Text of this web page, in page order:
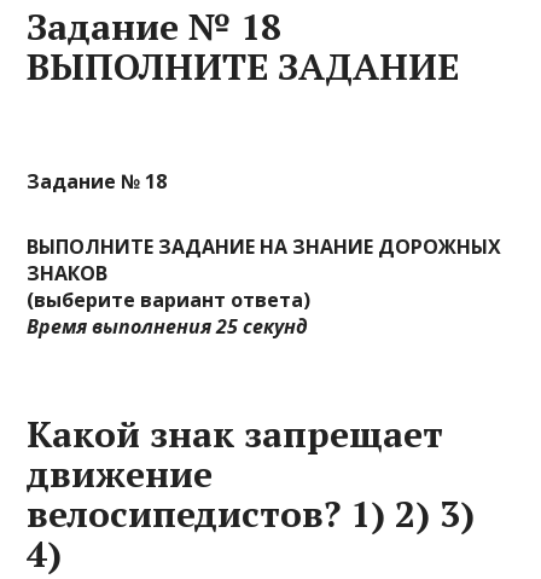
Задание № 18
ВЫПОЛНИТЕ ЗАДАНИЕ
Задание № 18
ВЫПОЛНИТЕ ЗАДАНИЕ НА ЗНАНИЕ ДОРОЖНЫХ
ЗНАКОВ
(выберите вариант ответа)
Время выполнения 25 секунд
Какой знак запрещает
движение
велосипедистов? 1) 2) 3)
4)